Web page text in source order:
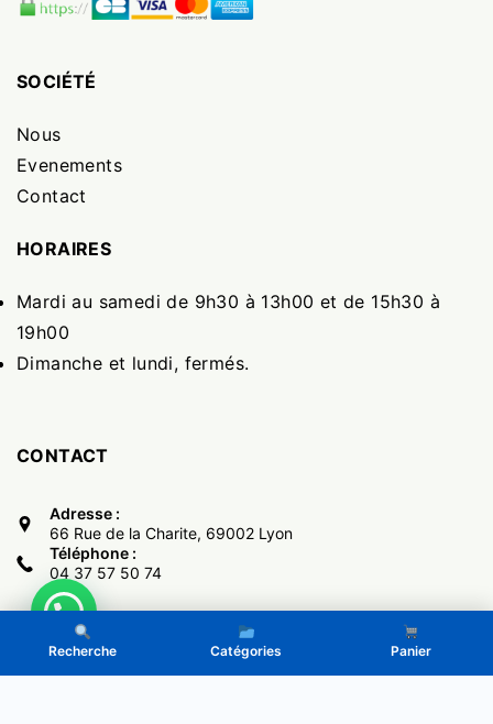
SOCIÉTÉ
Nous
Evenements
Contact
HORAIRES
Mardi au samedi de 9h30 à 13h00 et de 15h30 à
19h00
Dimanche et lundi, fermés.
CONTACT
Adresse :
66 Rue de la Charite, 69002 Lyon
Téléphone :
04 37 57 50 74
Copyright © 2017 - El Monumental- Powered by LeGone.eu
Recherche Catégories Panier